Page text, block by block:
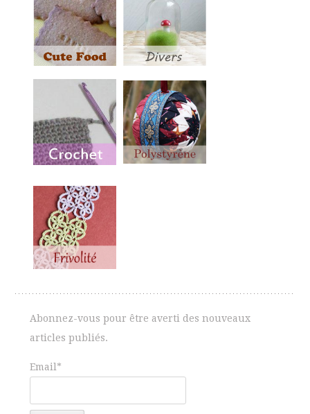
Abonnez-vous pour être averti des nouveaux
articles publiés.
Email*